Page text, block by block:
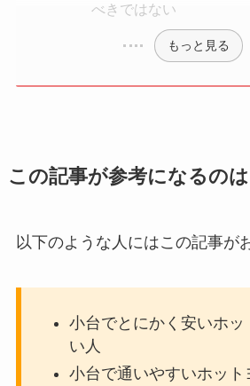
べきではない
もっと見る
この記事が参考になるの
以下のような人にはこの記事が
小台でとにかく安いホッ
い人
小台で通いやすいホット